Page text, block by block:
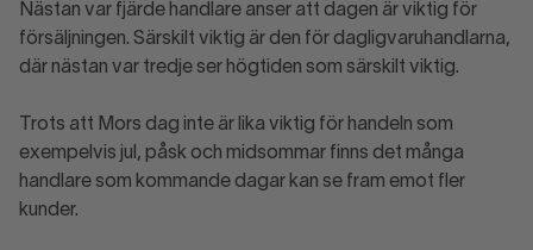
Nästan var fjärde handlare anser att dagen är viktig för
försäljningen. Särskilt viktig är den för dagligvaruhandlarna,
där nästan var tredje ser högtiden som särskilt viktig.
Trots att Mors dag inte är lika viktig för handeln som
exempelvis jul, påsk och midsommar finns det många
handlare som kommande dagar kan se fram emot fler
kunder.